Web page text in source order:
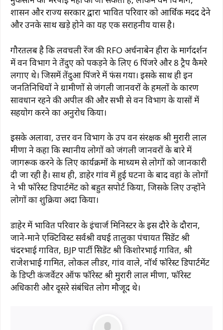
प्रशासन और राज्य सरकार द्वारा प्रभावित परिवार को आर्थिक मदद देने
और उनके साथ खड़े होने का यह एक सराहनीय प्रयास है।
गौरतलब है कि लवचली रेंज की RFO अर्चनाबेन हीरा के मार्गदर्शन
में वन विभाग ने तेंदुए को पकड़ने के लिए 6 पिंजरे और 8 ट्रैप कैमरे
लगाए थे। जिसमें तेंदुआ पिंजरे में फंस गया। इसके साथ ही इन
जनप्रतिनिधियों ने ग्रामीणों से जंगली जानवरों के हमलों के कारण
सावधान रहने की अपील की और सभी से वन विभाग के प्रयासों में
सहयोग करने का अनुरोध किया।
इसके अलावा, उत्तर वन विभाग के उप वन संरक्षक श्री मुरारी लाल
मीणा ने कहा कि स्थानीय लोगों को जंगली जानवरों के बारे में
जागरूक करने के लिए कार्यक्रमों के माध्यम से लोगों को जानकारी
दी जा रही है। साथ ही, डाहेर गांव में हुई घटना के बाद वहां के लोगों
ने भी फॉरेस्ट डिपार्टमेंट को बहुत सपोर्ट किया, जिसके लिए उन्होंने
लोगों का शुक्रिया अदा किया।
डाहेर में प्रभावित परिवार के इंचार्ज मिनिस्टर के इस दौरे के दौरान,
जाने-माने एक्टिविस्ट सर्वश्री वघई तालुका पंचायत प्रेसिडेंट श्री
चंदरभाई गावित, BJP पार्टी प्रेसिडेंट श्री किशोरभाई गावित, श्री
राजेशभाई गामित, लोकल लीडर, गांव वाले, नॉर्थ फॉरेस्ट डिपार्टमेंट
के डिप्टी कंजर्वेटर ऑफ फॉरेस्ट श्री मुरारी लाल मीणा, फॉरेस्ट
अधिकारी और दूसरे संबंधित लोग मौजूद थे।